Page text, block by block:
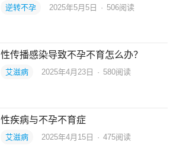
逆转不孕 2025年5月5日 · 506阅读
性传播感染导致不孕不育怎么办？
艾滋病 2025年4月23日 · 580阅读
性疾病与不孕不育症
艾滋病 2025年4月15日 · 475阅读